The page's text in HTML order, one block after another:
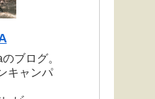
ブログ。
キャンパ